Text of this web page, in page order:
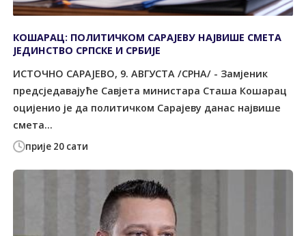
прије 20 сати
КОШАРАЦ: ПОЛИТИЧКОМ САРАЈЕВУ НАЈВИШЕ СМЕТА
ЈЕДИНСТВО СРПСКЕ И СРБИЈЕ
ИСТОЧНО САРАЈЕВО, 9. АВГУСТА /СРНА/ - Замјеник
предсједавајуће Савјета министара Сташа Кошарац
оцијенио је да политичком Сарајеву данас највише
смета...